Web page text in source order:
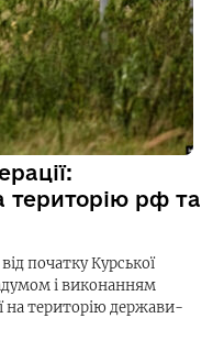
територію рф та
початку Курської
і виконанням
на територію держави-